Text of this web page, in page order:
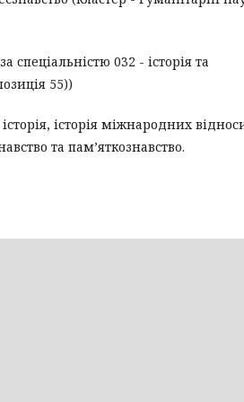
032 - історія та
55))
історія, історія міжнародних
та пам’яткознавство.